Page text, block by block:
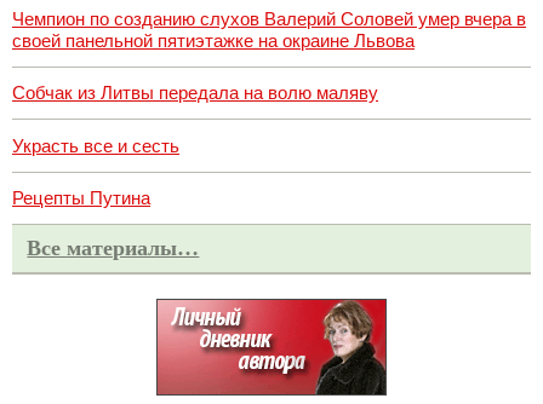
Чемпион по созданию слухов Валерий Соловей умер вчера в
своей панельной пятиэтажке на окраине Львова
Собчак из Литвы передала на волю маляву
Украсть все и сесть
Рецепты Путина
Все материалы…